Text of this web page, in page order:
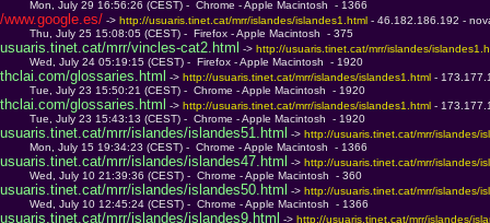
Mon, July 29 16:56:26 (CEST) -  Chrome - Apple Macintosh  - 1366
/www.google.es/ -> http://usuaris.tinet.cat/mrr/islandes/islandes1.html - 46.182.186.192 -
Thu, July 25 15:08:05 (CEST) -  Firefox - Apple Macintosh  - 375
usuaris.tinet.cat/mrr/vincles-cat2.html -> http://usuaris.tinet.cat/mrr/islandes/
Wed, July 24 05:19:15 (CEST) -  Firefox - Apple Macintosh  - 1920
thclai.com/glossaries.html -> http://usuaris.tinet.cat/mrr/islandes/islandes1.html -
Tue, July 23 15:50:21 (CEST) -  Chrome - Apple Macintosh  - 1920
thclai.com/glossaries.html -> http://usuaris.tinet.cat/mrr/islandes/islandes1.html -
Tue, July 23 15:43:13 (CEST) -  Chrome - Apple Macintosh  - 1920
usuaris.tinet.cat/mrr/islandes/islandes51.html -> http://usuaris.tinet.cat/mrr/islandes/
Mon, July 15 19:34:23 (CEST) -  Chrome - Apple Macintosh  - 1366
usuaris.tinet.cat/mrr/islandes/islandes47.html -> http://usuaris.tinet.cat/mrr/islandes/
Wed, July 10 21:39:36 (CEST) -  Chrome - Apple Macintosh  - 360
usuaris.tinet.cat/mrr/islandes/islandes50.html -> http://usuaris.tinet.cat/mrr/islandes/
Wed, July 10 12:45:24 (CEST) -  Chrome - Apple Macintosh  - 1366
usuaris.tinet.cat/mrr/islandes/islandes9.html -> http://usuaris.tinet.cat/mrr/islandes/